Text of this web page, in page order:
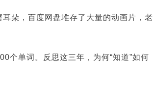
朵，百度网盘堆存了大量的动画片，老
个单词。反思这三年，为何“知道”如何